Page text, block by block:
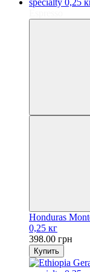
Honduras
0,25 кг
398.00 грн
Купить